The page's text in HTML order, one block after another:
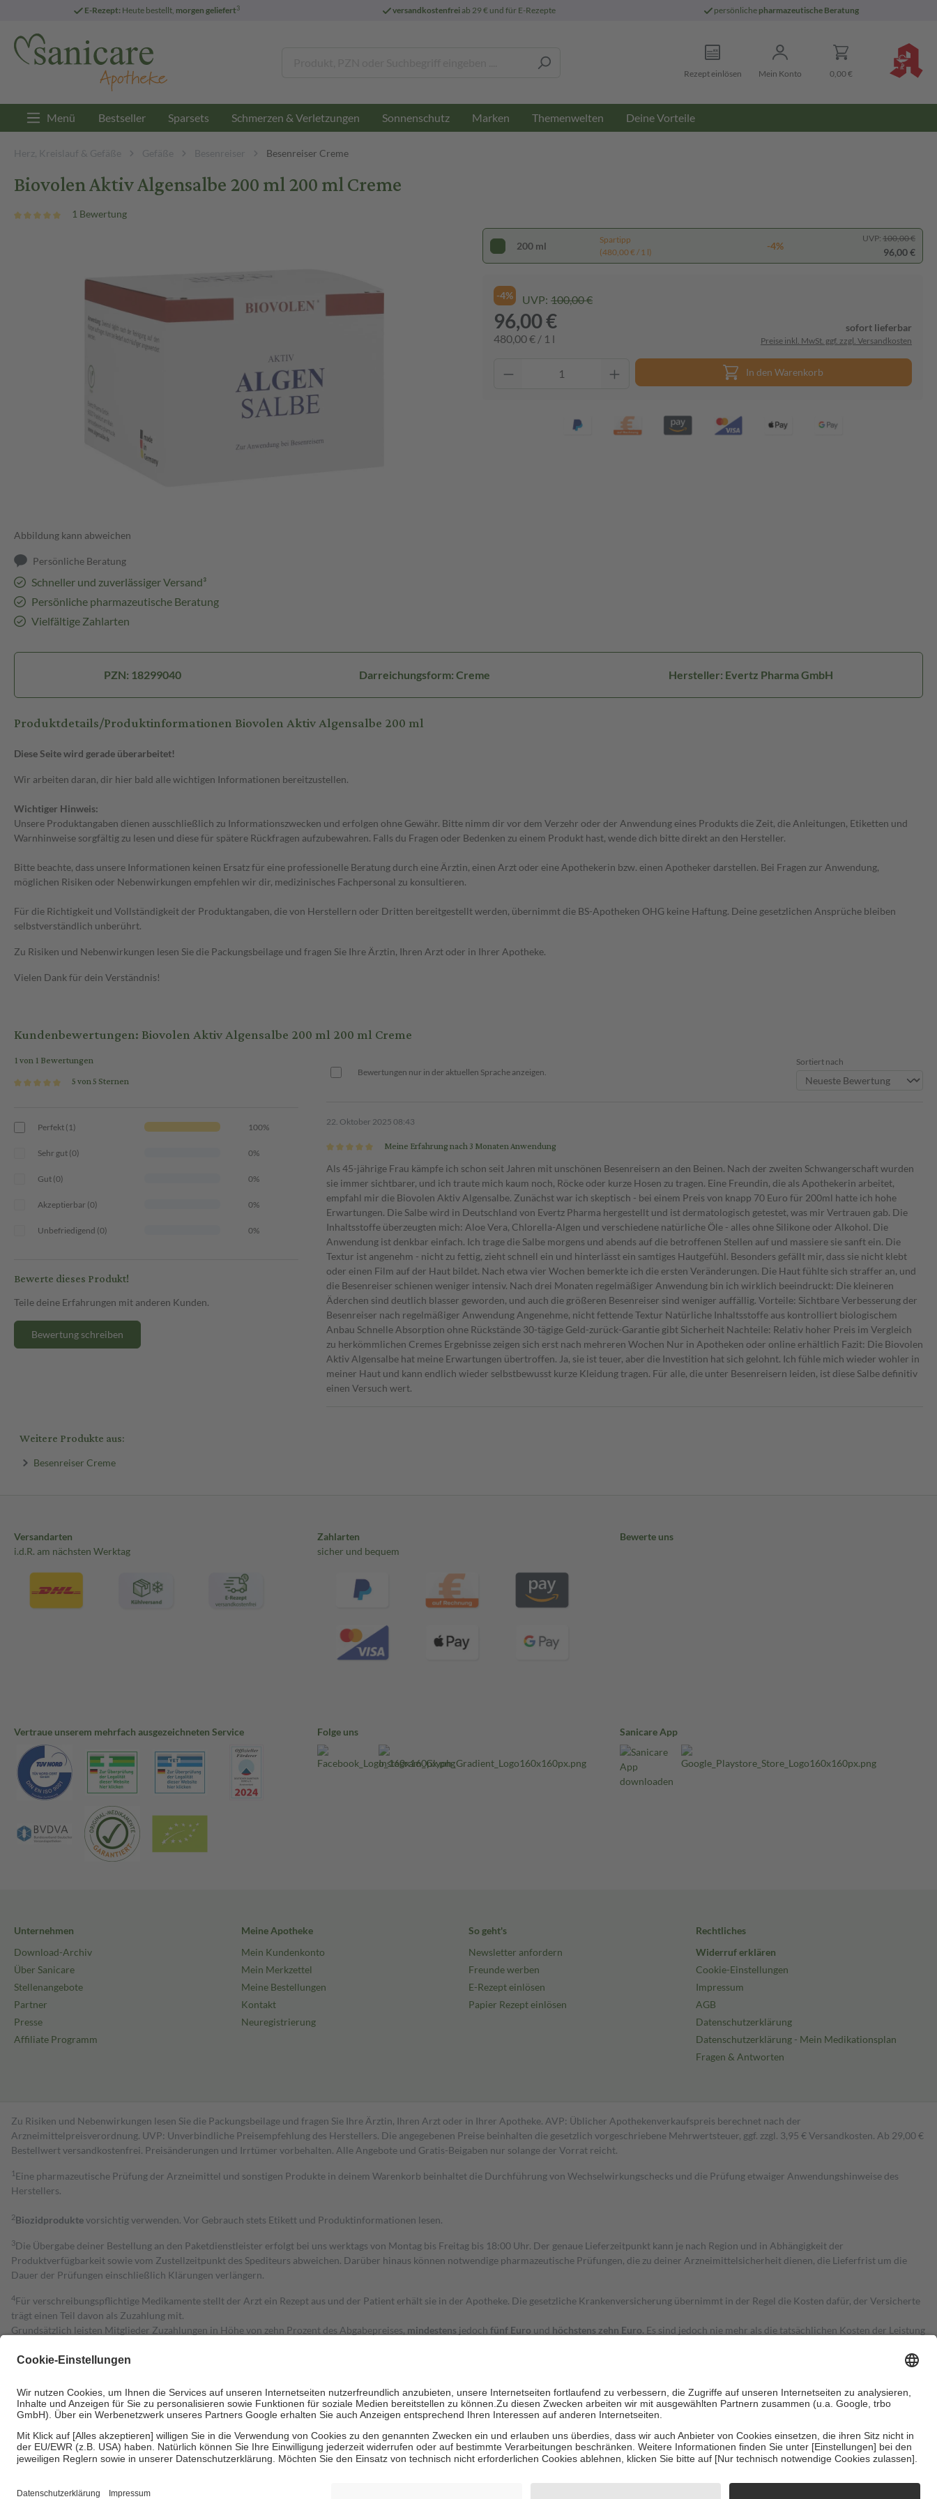
E-Rezept: Heute bestellt, morgen geliefert3 versandkostenfreiab 29 € und für E-Rezepte persönliche pharmazeutische Beratung
Rezept einlösen Mein Konto 0,00 €
Menü Bestseller Sparsets Schmerzen & Verletzungen Sonnenschutz Marken Themenwelten Deine Vorteile
Herz, Kreislauf & Gefäße Gefäße Besenreiser Besenreiser Creme
Biovolen Aktiv Algensalbe 200 ml 200 ml Creme
1 Bewertung
Abbildung kann abweichen
Persönliche Beratung
Schneller und zuverlässiger Versand³
Persönliche pharmazeutische Beratung
Vielfältige Zahlarten
200 ml
Spartipp
(480,00 € / 1 l)
-4%
UVP: 100,00 €
96,00 €
-4% UVP: 100,00 €
96,00 €
480,00 € / 1 l
sofort lieferbar
Preise inkl. MwSt. ggf. zzgl. Versandkosten
In den Warenkorb
PZN: 18299040 Darreichungsform: Creme Hersteller: Evertz Pharma GmbH
Produktdetails/Produktinformationen Biovolen Aktiv Algensalbe 200 ml
Diese Seite wird gerade überarbeitet!
Wir arbeiten daran, dir hier bald alle wichtigen Informationen bereitzustellen.
Wichtiger Hinweis:
Unsere Produktangaben dienen ausschließlich zu Informationszwecken und erfolgen ohne Gewähr. Bitte nimm dir vor dem Verzehr oder der Anwendung eines Produkts die Zeit, die Anleitungen, Etiketten und
Warnhinweise sorgfältig zu lesen und diese für spätere Rückfragen aufzubewahren. Falls du Fragen oder Bedenken zu einem Produkt hast, wende dich bitte direkt an den Hersteller.
Bitte beachte, dass unsere Informationen keinen Ersatz für eine professionelle Beratung durch eine Ärztin, einen Arzt oder eine Apothekerin bzw. einen Apotheker darstellen. Bei Fragen zur Anwendung,
möglichen Risiken oder Nebenwirkungen empfehlen wir dir, medizinisches Fachpersonal zu konsultieren.
Für die Richtigkeit und Vollständigkeit der Produktangaben, die von Herstellern oder Dritten bereitgestellt werden, übernimmt die BS-Apotheken OHG keine Haftung. Deine gesetzlichen Ansprüche bleiben
selbstverständlich unberührt.
Zu Risiken und Nebenwirkungen lesen Sie die Packungsbeilage und fragen Sie Ihre Ärztin, Ihren Arzt oder in Ihrer Apotheke.
Vielen Dank für dein Verständnis!
Kundenbewertungen: Biovolen Aktiv Algensalbe 200 ml 200 ml Creme
1 von 1 Bewertungen
5 von 5 Sternen
Perfekt (1) 100%
Sehr gut (0) 0%
Gut (0) 0%
Akzeptierbar (0) 0%
Unbefriedigend (0) 0%
Bewerte dieses Produkt!
Teile deine Erfahrungen mit anderen Kunden.
Bewertung schreiben
Bewertungen nur in der aktuellen Sprache anzeigen.
Sortiert nach
22. Oktober 2025 08:43
Meine Erfahrung nach 3 Monaten Anwendung
Als 45-jährige Frau kämpfe ich schon seit Jahren mit unschönen Besenreisern an den Beinen. Nach der zweiten Schwangerschaft wurden
sie immer sichtbarer, und ich traute mich kaum noch, Röcke oder kurze Hosen zu tragen. Eine Freundin, die als Apothekerin arbeitet,
empfahl mir die Biovolen Aktiv Algensalbe. Zunächst war ich skeptisch - bei einem Preis von knapp 70 Euro für 200ml hatte ich hohe
Erwartungen. Die Salbe wird in Deutschland von Evertz Pharma hergestellt und ist dermatologisch getestet, was mir Vertrauen gab. Die
Inhaltsstoffe überzeugten mich: Aloe Vera, Chlorella-Algen und verschiedene natürliche Öle - alles ohne Silikone oder Alkohol. Die
Anwendung ist denkbar einfach. Ich trage die Salbe morgens und abends auf die betroffenen Stellen auf und massiere sie sanft ein. Die
Textur ist angenehm - nicht zu fettig, zieht schnell ein und hinterlässt ein samtiges Hautgefühl. Besonders gefällt mir, dass sie nicht klebt
oder einen Film auf der Haut bildet. Nach etwa vier Wochen bemerkte ich die ersten Veränderungen. Die Haut fühlte sich straffer an, und
die Besenreiser schienen weniger intensiv. Nach drei Monaten regelmäßiger Anwendung bin ich wirklich beeindruckt: Die kleineren
Äderchen sind deutlich blasser geworden, und auch die größeren Besenreiser sind weniger auffällig. Vorteile: Sichtbare Verbesserung der
Besenreiser nach regelmäßiger Anwendung Angenehme, nicht fettende Textur Natürliche Inhaltsstoffe aus kontrolliert biologischem
Anbau Schnelle Absorption ohne Rückstände 30-tägige Geld-zurück-Garantie gibt Sicherheit Nachteile: Relativ hoher Preis im Vergleich
zu herkömmlichen Cremes Ergebnisse zeigen sich erst nach mehreren Wochen Nur in Apotheken oder online erhältlich Fazit: Die Biovolen
Aktiv Algensalbe hat meine Erwartungen übertroffen. Ja, sie ist teuer, aber die Investition hat sich gelohnt. Ich fühle mich wieder wohler in
meiner Haut und kann endlich wieder selbstbewusst kurze Kleidung tragen. Für alle, die unter Besenreisern leiden, ist diese Salbe definitiv
einen Versuch wert.
Weitere Produkte aus:
Besenreiser Creme
Versandarten
i.d.R. am nächsten Werktag
Zahlarten
sicher und bequem
Bewerte uns
Vertraue unserem mehrfach ausgezeichneten Service Folge uns Sanicare App
Unternehmen
Download-Archiv
Über Sanicare
Stellenangebote
Partner
Presse
Affiliate Programm
Meine Apotheke
Mein Kundenkonto
Mein Merkzettel
Meine Bestellungen
Kontakt
Neuregistrierung
So geht's
Newsletter anfordern
Freunde werben
E-Rezept einlösen
Papier Rezept einlösen
Rechtliches
Widerruf erklären
Cookie-Einstellungen
Impressum
AGB
Datenschutzerklärung
Datenschutzerklärung - Mein Medikationsplan
Fragen & Antworten
Zu Risiken und Nebenwirkungen lesen Sie die Packungsbeilage und fragen Sie Ihre Ärztin, Ihren Arzt oder in Ihrer Apotheke. AVP: Üblicher Apothekenverkaufspreis berechnet nach der
Arzneimittelpreisverordnung. UVP: Unverbindliche Preisempfehlung des Herstellers. Die angegebenen Preise beinhalten die gesetzlich vorgeschriebene Mehrwertsteuer, ggf. zzgl. 3,95 € Versandkosten. Ab 29,00 €
Bestell­wert versand­kosten­frei. Preisänderungen und Irrtümer vorbehalten. Alle Angebote und Gratis-Beigaben nur solange der Vorrat reicht.
1 Eine pharmazeutische Prüfung der Arzneimittel und sonstigen Produkte in deinem Warenkorb beinhaltet die Durchführung von Wechselwirkungschecks und die Prüfung etwaiger Anwendungshinweise des
Herstellers.
2Biozidproduktevorsichtig verwenden. Vor Gebrauch stets Etikett und Produktinformationen lesen.
3Die Übergabe deiner Bestellung an den Paketdienstleister erfolgt bei uns werktags von Montag bis Freitag bis 18:00 Uhr. Der genaue Lieferzeitpunkt kann je nach Region und in Abhängigkeit der
Produktverfügbarkeit sowie vom Zustellzeitpunkt des Spediteurs abweichen. Darüber hinaus können notwendige pharmazeutische Prüfungen, die zu deiner Arzneimittelsicherheit dienen, die Lieferfrist um die
Dauer der Prüfungen einschließlich Klärungen verlängern.
4Für verschreibungspflichtige Medikamente stellt der Arzt ein Rezept aus und der Patient erhält sie in der Apotheke. Die gesetzliche Krankenversicherung übernimmt in der Regel die Kosten dafür, der Versicherte
trägt einen Teil davon als Zuzahlung mit.
Grundsätzlich leisten Mitglieder Zuzahlungen in Höhe von zehn Prozent des Abgabepreises, mindestens jedoch fünf Euro und höchstens zehn Euro. Es sind jedoch nie mehr als die tatsächlichen Kosten der Leistung
Diese Regeln gelten grundsätzlich auch für Online-Apotheken.
Um das Engagement der Versicherten für ihre eigene Gesundheit zu stärken und die besondere Stellung der Familie zu unterstützen, fallenkeine Zuzahlungen an bei:
• Kindern und Jugendlichen bis zum vollendeten 18. Lebensjahr mit Ausnahme der Fahrkosten
• Untersuchungen zur Vorsorge und Früherkennung, die von der GKV getragen werden
• empfohlenen Schutzimpfungen
• Harn- und Blutteststreifen
Informationen findest du hier: https://help.etrusted.com/hc/de/articles/4419944605341